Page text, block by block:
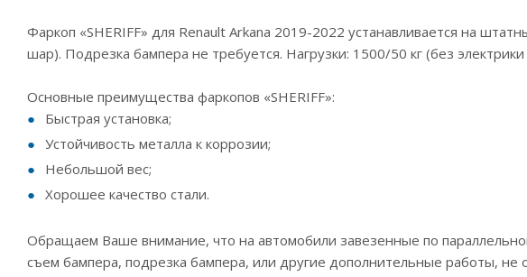
Фаркоп «SHERIFF» для Renault Arkana 2019-2022 устанавливается на
шар). Подрезка бампера не требуется. Нагрузки: 1500/50 кг (без
Основные преимущества фаркопов «SHERIFF»:
Быстрая установка;
Устойчивость металла к коррозии;
Небольшой вес;
Хорошее качество стали.
Обращаем Ваше внимание, что на автомобили завезенные по
съем бампера, подрезка бампера, или другие дополнительные работы,